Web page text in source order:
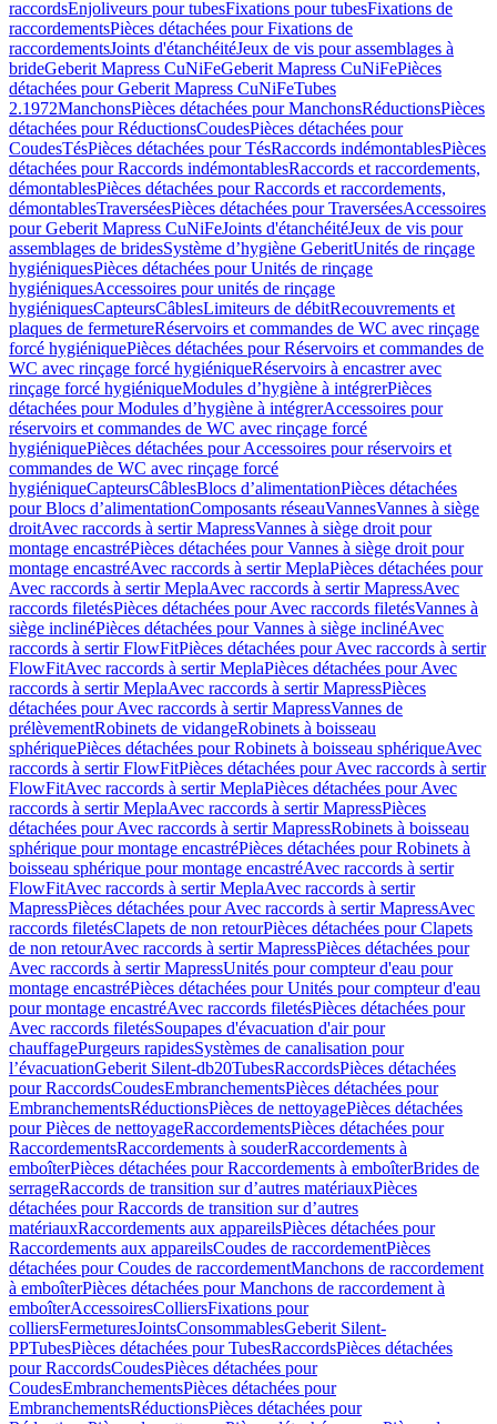
raccordsEnjoliveurs pour tubesFixations pour tubesFixations de
raccordementsPièces détachées pour Fixations de
raccordementsJoints d'étanchéitéJeux de vis pour assemblages à
brideGeberit Mapress CuNiFeGeberit Mapress CuNiFePièces
détachées pour Geberit Mapress CuNiFeTubes
2.1972ManchonsPièces détachées pour ManchonsRéductionsPièces
détachées pour RéductionsCoudesPièces détachées pour
CoudesTésPièces détachées pour TésRaccords indémontablesPièces
détachées pour Raccords indémontablesRaccords et raccordements,
démontablesPièces détachées pour Raccords et raccordements,
démontablesTraverséesPièces détachées pour TraverséesAccessoires
pour Geberit Mapress CuNiFeJoints d'étanchéitéJeux de vis pour
assemblages de bridesSystème d’hygiène GeberitUnités de rinçage
hygiéniquesPièces détachées pour Unités de rinçage
hygiéniquesAccessoires pour unités de rinçage
hygiéniquesCapteursCâblesLimiteurs de débitRecouvrements et
plaques de fermetureRéservoirs et commandes de WC avec rinçage
forcé hygiéniquePièces détachées pour Réservoirs et commandes de
WC avec rinçage forcé hygiéniqueRéservoirs à encastrer avec
rinçage forcé hygiéniqueModules d’hygiène à intégrerPièces
détachées pour Modules d’hygiène à intégrerAccessoires pour
réservoirs et commandes de WC avec rinçage forcé
hygiéniquePièces détachées pour Accessoires pour réservoirs et
commandes de WC avec rinçage forcé
hygiéniqueCapteursCâblesBlocs d’alimentationPièces détachées
pour Blocs d’alimentationComposants réseauVannesVannes à siège
droitAvec raccords à sertir MapressVannes à siège droit pour
montage encastréPièces détachées pour Vannes à siège droit pour
montage encastréAvec raccords à sertir MeplaPièces détachées pour
Avec raccords à sertir MeplaAvec raccords à sertir MapressAvec
raccords filetésPièces détachées pour Avec raccords filetésVannes à
siège inclinéPièces détachées pour Vannes à siège inclinéAvec
raccords à sertir FlowFitPièces détachées pour Avec raccords à sertir
FlowFitAvec raccords à sertir MeplaPièces détachées pour Avec
raccords à sertir MeplaAvec raccords à sertir MapressPièces
détachées pour Avec raccords à sertir MapressVannes de
prélèvementRobinets de vidangeRobinets à boisseau
sphériquePièces détachées pour Robinets à boisseau sphériqueAvec
raccords à sertir FlowFitPièces détachées pour Avec raccords à sertir
FlowFitAvec raccords à sertir MeplaPièces détachées pour Avec
raccords à sertir MeplaAvec raccords à sertir MapressPièces
détachées pour Avec raccords à sertir MapressRobinets à boisseau
sphérique pour montage encastréPièces détachées pour Robinets à
boisseau sphérique pour montage encastréAvec raccords à sertir
FlowFitAvec raccords à sertir MeplaAvec raccords à sertir
MapressPièces détachées pour Avec raccords à sertir MapressAvec
raccords filetésClapets de non retourPièces détachées pour Clapets
de non retourAvec raccords à sertir MapressPièces détachées pour
Avec raccords à sertir MapressUnités pour compteur d'eau pour
montage encastréPièces détachées pour Unités pour compteur d'eau
pour montage encastréAvec raccords filetésPièces détachées pour
Avec raccords filetésSoupapes d'évacuation d'air pour
chauffagePurgeurs rapidesSystèmes de canalisation pour
l’évacuationGeberit Silent-db20TubesRaccordsPièces détachées
pour RaccordsCoudesEmbranchementsPièces détachées pour
EmbranchementsRéductionsPièces de nettoyagePièces détachées
pour Pièces de nettoyageRaccordementsPièces détachées pour
RaccordementsRaccordements à souderRaccordements à
emboîterPièces détachées pour Raccordements à emboîterBrides de
serrageRaccords de transition sur d’autres matériauxPièces
détachées pour Raccords de transition sur d’autres
matériauxRaccordements aux appareilsPièces détachées pour
Raccordements aux appareilsCoudes de raccordementPièces
détachées pour Coudes de raccordementManchons de raccordement
à emboîterPièces détachées pour Manchons de raccordement à
emboîterAccessoiresColliersFixations pour
colliersFermeturesJointsConsommablesGeberit Silent-
PPTubesPièces détachées pour TubesRaccordsPièces détachées
pour RaccordsCoudesPièces détachées pour
CoudesEmbranchementsPièces détachées pour
EmbranchementsRéductionsPièces détachées pour